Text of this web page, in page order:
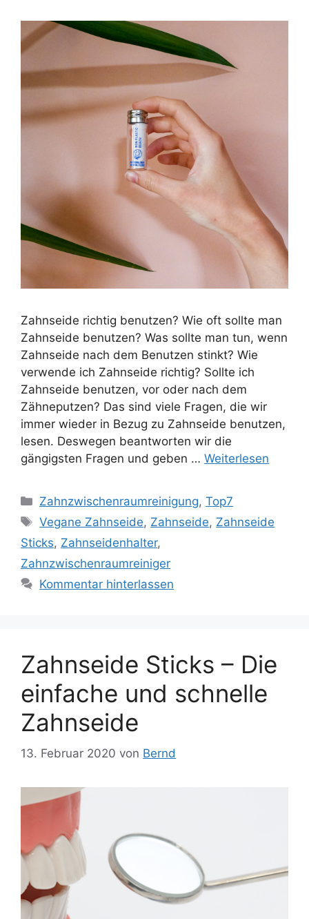
Zahnseide richtig benutzen? Wie oft sollte man
Zahnseide benutzen? Was sollte man tun, wenn
Zahnseide nach dem Benutzen stinkt? Wie
verwende ich Zahnseide richtig? Sollte ich
Zahnseide benutzen, vor oder nach dem
Zähneputzen? Das sind viele Fragen, die wir
immer wieder in Bezug zu Zahnseide benutzen,
lesen. Deswegen beantworten wir die
gängigsten Fragen und geben … Weiterlesen
Kategorien
Zahnzwischenraumreinigung,Top7
Schlagwörter
Vegane Zahnseide, Zahnseide, Zahnseide
Sticks, Zahnseidenhalter,
Zahnzwischenraumreiniger
Kommentar hinterlassen
Zahnseide Sticks – Die
einfache und schnelle
Zahnseide
13. Februar 2020 von Bernd